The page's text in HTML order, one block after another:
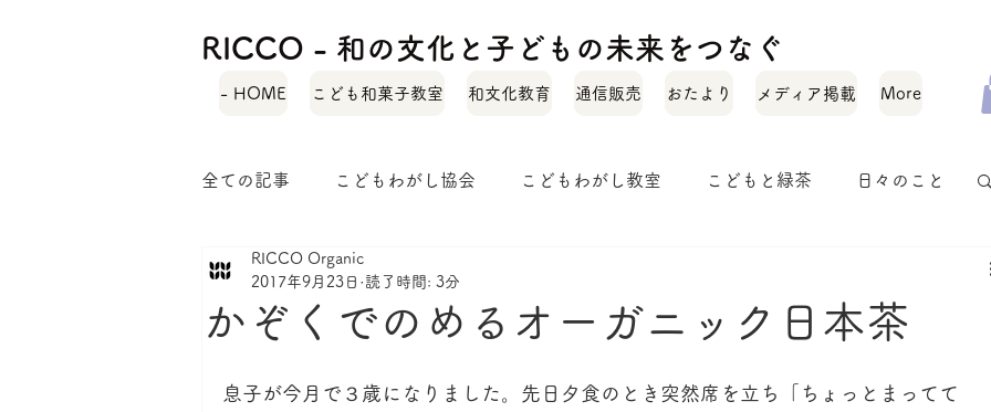
RICCO - 和の文化と子どもの未来をつなぐ
- HOME こども和菓子教室 和文化教育 通信販売 おたより メディア掲載 More
全ての記事 こどもわがし協会 こどもわがし教室 こどもと緑茶 日々のこと
自己紹介 緑茶レシピ
かぞくでのめるオーガニック日本茶
RICCO Organic
2017年9月23日
読了時間: 3分
息子が今月で３歳になりました。先日夕食のとき突然席を立ち「ちょっとまってて